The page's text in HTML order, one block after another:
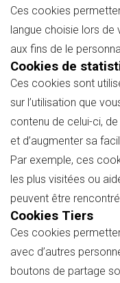
Ces cookies
langue choisie lors de
aux fins de le
Cookies de
Ces cookies sont
sur l’utilisation que
contenu de celui-ci,
et d’augmenter sa
Par exemple, ces
les plus visitées ou
peuvent être
Cookies Tiers
Ces cookies
avec d’autres
boutons de partage